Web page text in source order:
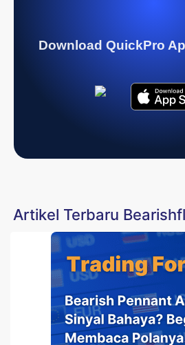
Download QuickPro
Artikel Terbaru